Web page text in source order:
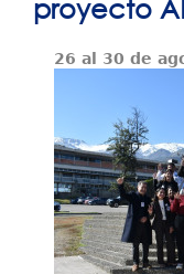
proyecto
26 al 30 de